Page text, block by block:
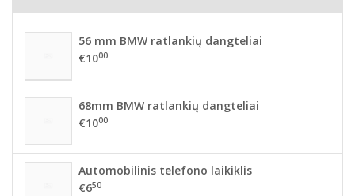
56 mm BMW ratlankių dangteliai
€1000
68mm BMW ratlankių dangteliai
€1000
Automobilinis telefono laikiklis
€650